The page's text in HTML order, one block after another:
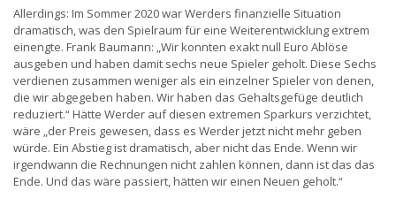
Allerdings: Im Sommer 2020 war Werders finanzielle Situation
dramatisch, was den Spielraum für eine Weiterentwicklung extrem
einengte. Frank Baumann: „Wir konnten exakt null Euro Ablöse
ausgeben und haben damit sechs neue Spieler geholt. Diese Sechs
verdienen zusammen weniger als ein einzelner Spieler von denen,
die wir abgegeben haben. Wir haben das Gehaltsgefüge deutlich
reduziert.“ Hätte Werder auf diesen extremen Sparkurs verzichtet,
wäre „der Preis gewesen, dass es Werder jetzt nicht mehr geben
würde. Ein Abstieg ist dramatisch, aber nicht das Ende. Wenn wir
irgendwann die Rechnungen nicht zahlen können, dann ist das das
Ende. Und das wäre passiert, hätten wir einen Neuen geholt.“